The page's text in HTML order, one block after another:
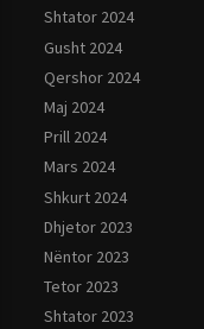
Shtator 2024
Gusht 2024
Qershor 2024
Maj 2024
Prill 2024
Mars 2024
Shkurt 2024
Dhjetor 2023
Nëntor 2023
Tetor 2023
Shtator 2023